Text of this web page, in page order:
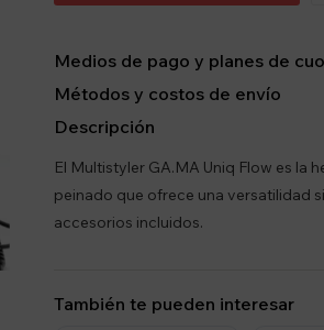
Medios de pago y planes de
Métodos y costos de envío
Descripción
El Multistyler GA.MA Uniq Flow es la
peinado que ofrece una versatilidad
accesorios incluidos.
También te pueden interesar